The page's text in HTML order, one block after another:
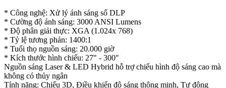
* Công nghệ: Xử lý ánh sáng số DLP
* Cường độ ánh sáng: 3000 ANSI Lumens
* Độ phân giải thực: XGA (1.024x 768)
* Tỷ lệ tương phản: 1400:1
* Tuổi thọ nguồn sáng: 20.000 giờ
* Kích thước hình chiếu: 27" - 300"
Nguồn sáng Laser & LED Hybrid hỗ trợ chiếu hình độ sáng cao mà
không có thủy ngân
Tính năng: Chiếu 3D, Điều khiển độ sáng thông minh, Tự động